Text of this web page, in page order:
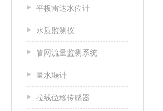
平板雷达水位计
水质监测仪
管网流量监测系统
量水堰计
拉线位移传感器